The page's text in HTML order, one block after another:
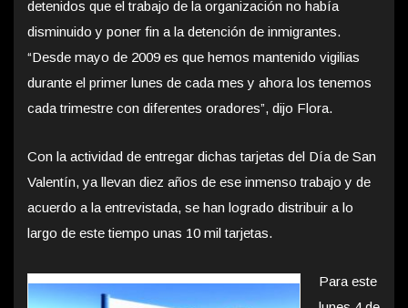
detenidos que el trabajo de la organización no había
disminuido y poner fin a la detención de inmigrantes.
“Desde mayo de 2009 es que hemos mantenido vigilias
durante el primer lunes de cada mes y ahora los tenemos
cada trimestre con diferentes oradores”, dijo Flora.
Con la actividad de entregar dichas tarjetas del Día de San
Valentín, ya llevan diez años de ese inmenso trabajo y de
acuerdo a la entrevistada, se han logrado distribuir a lo
largo de este tiempo unas 10 mil tarjetas.
Para este